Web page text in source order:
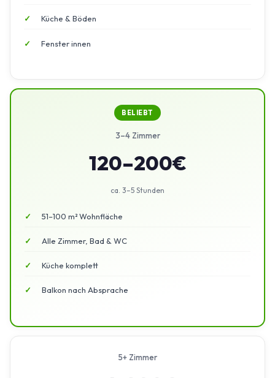
Küche & Böden
Fenster innen
BELIEBT
3–4 Zimmer
120–200€
ca. 3–5 Stunden
51–100 m² Wohnfläche
Alle Zimmer, Bad & WC
Küche komplett
Balkon nach Absprache
5+ Zimmer